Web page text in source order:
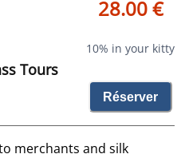
Tours
28.00 €
10% in your kitty
Réserver
merchants and silk